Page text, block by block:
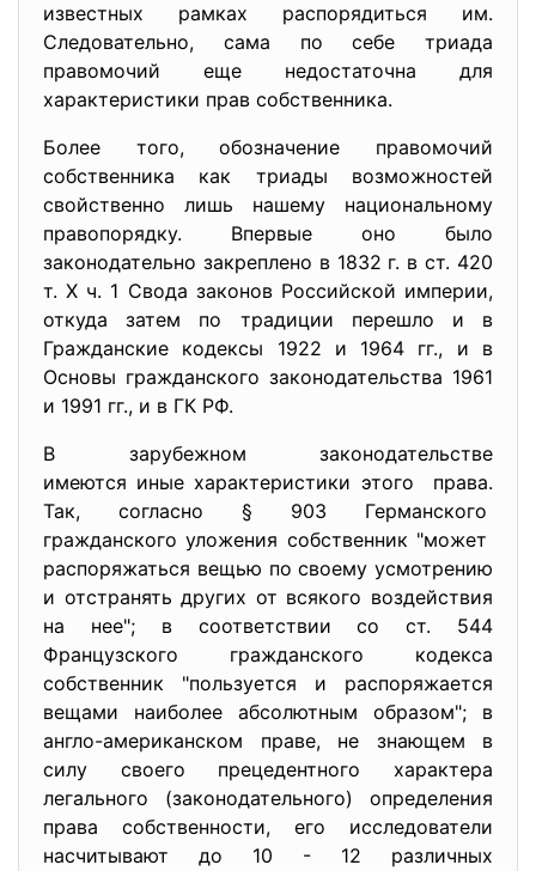
известных рамках распорядиться им.
Следовательно, сама по себе триада
правомочий еще недостаточна для
характеристики прав собственника.
Более того, обозначение правомочий
собственника как триады возможностей
свойственно лишь нашему национальному
правопорядку. Впервые оно было
законодательно закреплено в 1832 г. в ст. 420
т. X ч. 1 Свода законов Российской империи,
откуда затем по традиции перешло и в
Гражданские кодексы 1922 и 1964 гг., и в
Основы гражданского законодательства 1961
и 1991 гг., и в ГК РФ.
В зарубежном законодательстве
имеются иные характеристики этого права.
Так, согласно § 903 Германского
гражданского уложения собственник "может
распоряжаться вещью по своему усмотрению
и отстранять других от всякого воздействия
на нее"; в соответствии со ст. 544
Французского гражданского кодекса
собственник "пользуется и распоряжается
вещами наиболее абсолютным образом"; в
англо-американском праве, не знающем в
силу своего прецедентного характера
легального (законодательного) определения
права собственности, его исследователи
насчитывают до 10 - 12 различных